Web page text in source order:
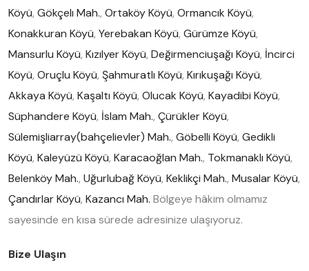
Köyü, Gökçelı Mah., Ortaköy Köyü, Ormancık Köyü,
Konakkuran Köyü, Yerebakan Köyü, Gürümze Köyü,
Mansurlu Köyü, Kızılyer Köyü, Değirmenciuşağı Köyü, İncirci
Köyü, Oruçlu Köyü, Şahmuratlı Köyü, Kırıkuşağı Köyü,
Akkaya Köyü, Kaşaltı Köyü, Olucak Köyü, Kayadibi Köyü,
Süphandere Köyü, İslam Mah., Çürükler Köyü,
Sülemişliarray(bahçelievler) Mah., Göbelli Köyü, Gedikli
Köyü, Kaleyüzü Köyü, Karacaoğlan Mah., Tokmanaklı Köyü,
Belenköy Mah., Uğurlubağ Köyü, Keklikçi Mah., Musalar Köyü,
Çandırlar Köyü, Kazancı Mah. Bölgeye hâkim olmamız
sayesinde en kısa sürede adresinize ulaşıyoruz.
Bize Ulaşın